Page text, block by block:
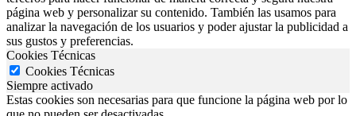
página web y personalizar su contenido. También las usamos para
analizar la navegación de los usuarios y poder ajustar la publicidad a
sus gustos y preferencias.
Cookies Técnicas
Cookies Técnicas
Siempre activado
Estas cookies son necesarias para que funcione la página web por lo